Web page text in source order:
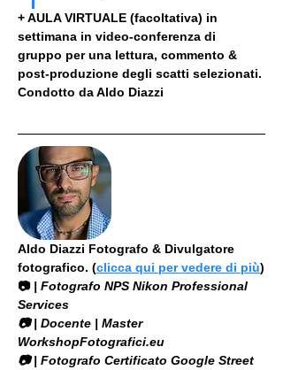
+ AULA VIRTUALE (facoltativa) in
settimana in video-conferenza di
gruppo per una lettura, commento &
post-produzione degli scatti selezionati.
Condotto da Aldo Diazzi
Aldo Diazzi Fotografo & Divulgatore
fotografico. (clicca qui per vedere di più)
📷 | Fotografo NPS Nikon Professional
Services
​📷 | Docente | Master
WorkshopFotografici.eu
📷 | Fotografo Certificato Google Street